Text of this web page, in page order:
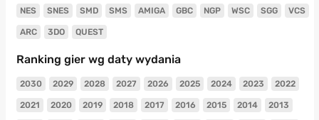
NES SNES SMD SMS AMIGA GBC NGP WSC SGG VCS
ARC 3DO QUEST
Ranking gier wg daty wydania
2030 2029 2028 2027 2026 2025 2024 2023 2022
2021 2020 2019 2018 2017 2016 2015 2014 2013